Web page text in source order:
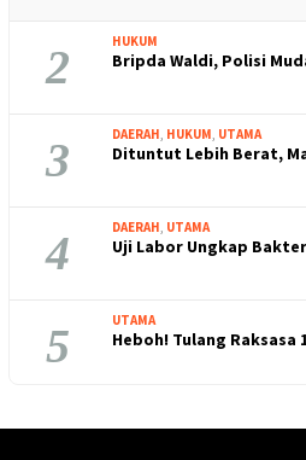
2 HUKUM
Bripda Waldi, Polisi
3 DAERAH HUKUM UTAMA
Dituntut Lebih Berat,
4 DAERAH UTAMA
Uji Labor Ungkap
5 UTAMA
Heboh! Tulang